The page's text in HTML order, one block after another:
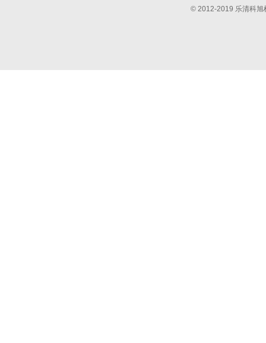
© 2012-2019 乐清科旭